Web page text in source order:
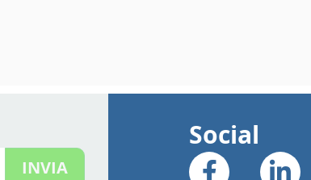
INVIA
Social